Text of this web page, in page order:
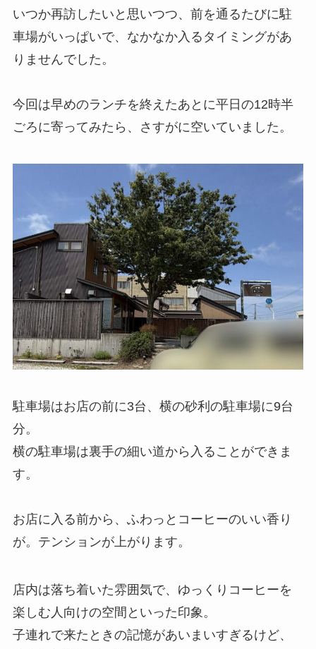
いつか再訪したいと思いつつ、前を通るたびに駐
車場がいっぱいで、なかなか入るタイミングがあ
りませんでした。
今回は早めのランチを終えたあとに平日の12時半
ごろに寄ってみたら、さすがに空いていました。
駐車場はお店の前に3台、横の砂利の駐車場に9台
分。
横の駐車場は裏手の細い道から入ることができま
す。
お店に入る前から、ふわっとコーヒーのいい香り
が。テンションが上がります。
店内は落ち着いた雰囲気で、ゆっくりコーヒーを
楽しむ人向けの空間といった印象。
子連れで来たときの記憶があいまいすぎるけど、